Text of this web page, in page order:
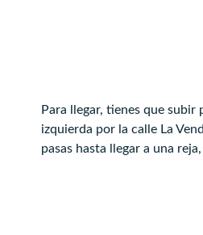
Para llegar, tienes que
izquierda por la calle La
pasas hasta llegar a una